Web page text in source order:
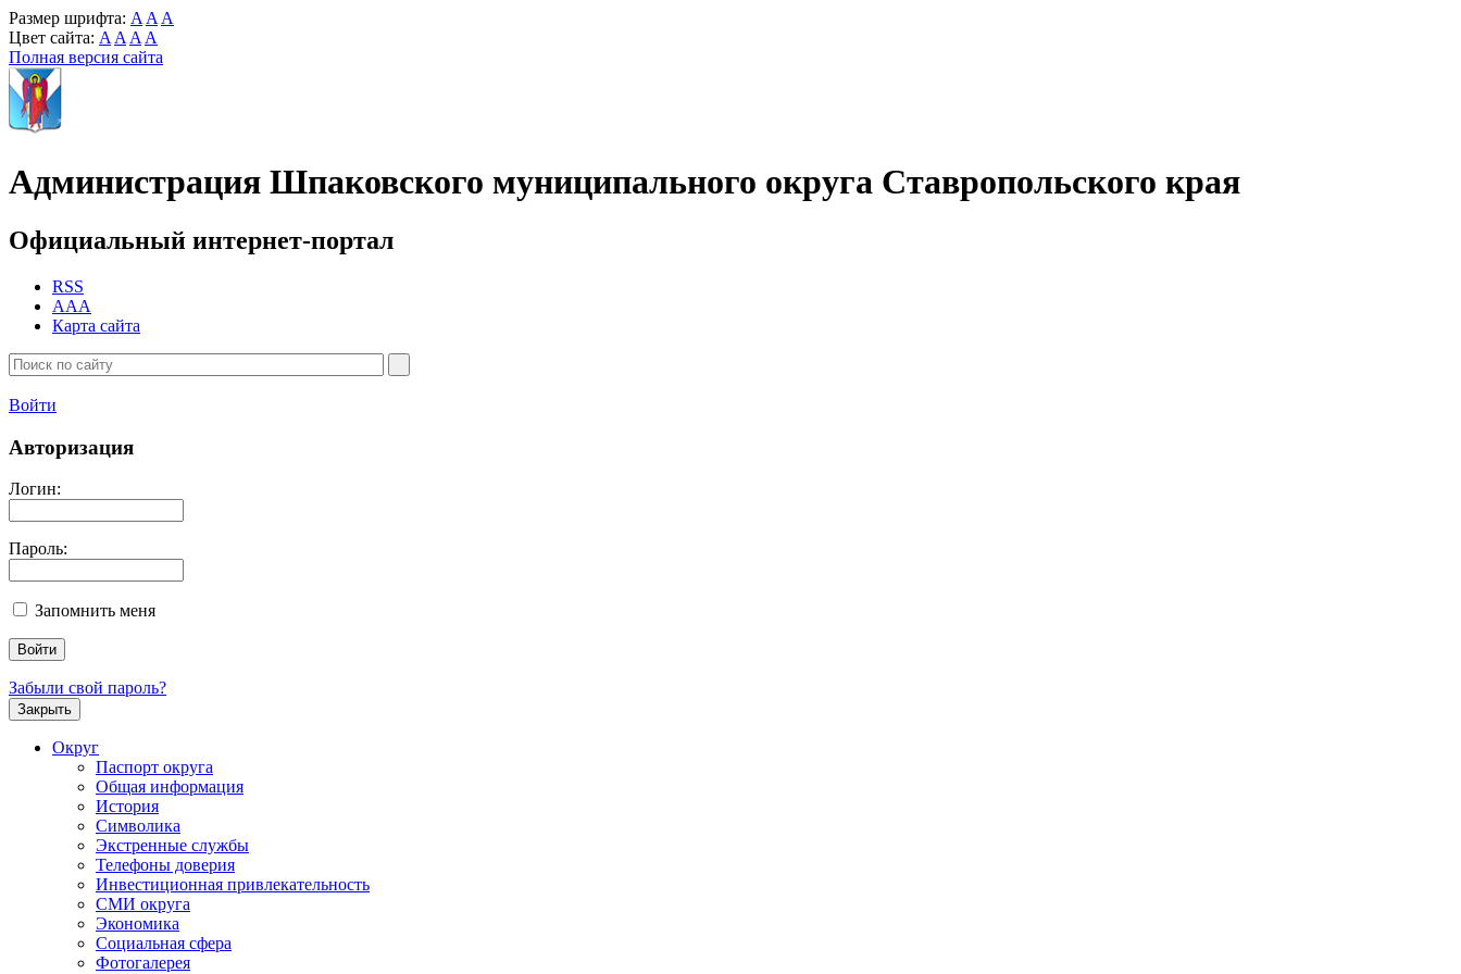
Размер шрифта: A A A
Цвет сайта: A A A A
Полная версия сайта
Администрация Шпаковского муниципального округа Ставропольского края
Официальный интернет-портал
RSS
AAA
Карта сайта
Войти
Авторизация
Логин:
Пароль:
Запомнить меня
Забыли свой пароль?
Закрыть
Округ
Паспорт округа
Общая информация
История
Символика
Экстренные службы
Телефоны доверия
Инвестиционная привлекательность
СМИ округа
Экономика
Социальная сфера
Фотогалерея